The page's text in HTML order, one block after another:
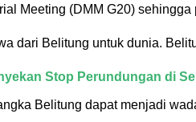
Meeting (DMM G20)
dari Belitung untuk dunia.
Stop Perundungan di
Belitung dapat menjadi